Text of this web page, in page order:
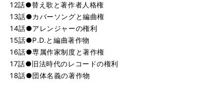
12話●替え歌と著作者人格権
13話●カバーソングと編曲権
14話●アレンジャーの権利
15話●P.D.と編曲著作物
16話●専属作家制度と著作権
17話●旧法時代のレコードの権利
18話●団体名義の著作物